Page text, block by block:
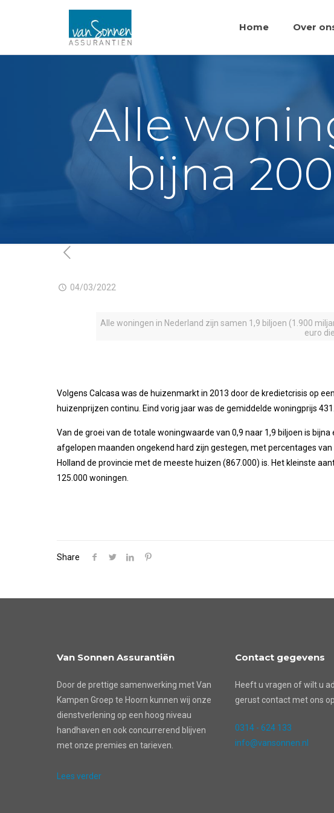
Home Over
Alle
bijna
04/03/2022
Alle woningen in Nederland zijn samen 1,9 biljoen (1.900
euro
Volgens Calcasa was de huizenmarkt in 2013 door de kredietcrisis op
huizenprijzen continu. Eind vorig jaar was de gemiddelde woningprijs
Van de groei van de totale woningwaarde van 0,9 naar 1,9 biljoen is
afgelopen maanden ongekend hard zijn gestegen, met percentages
Holland de provincie met de meeste huizen (867.000) is. Het kleinste
125.000 woningen.
Share
Van Sonnen Assurantiën
Door de prettige samenwerking met Van
Kampen Groep te Hoorn kunnen wij onze
dienstverlening op een hoog niveau
handhaven en ook concurrerend blijven
met onze premies en tarieven.
Lees verder
Contact gegevens
Heeft u vragen of wilt u
gerust contact met ons op.
0314 - 624 133
info@vansonnen.nl